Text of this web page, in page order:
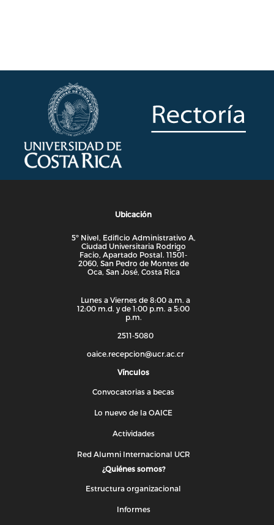
Ubicación
5º Nivel, Edificio Administrativo A,
Ciudad Universitaria Rodrigo
Facio, Apartado Postal. 11501-
2060, San Pedro de Montes de
Oca, San José, Costa Rica
Lunes a Viernes de 8:00 a.m. a
12:00 m.d. y de 1:00 p.m. a 5:00
p.m.
2511-5080
oaice.recepcion@ucr.ac.cr
Vínculos
Convocatorias a becas
Lo nuevo de la OAICE
Actividades
Red Alumni Internacional UCR
¿Quiénes somos?
Estructura organizacional
Informes